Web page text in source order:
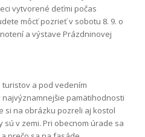
vytvorené deťmi počas
môcť pozrieť v sobotu 8. 9. o
a výstave Prázdninovej
turistov a pod vedením
pamätihodnosti
si na obrázku pozreli aj kostol
sú v zemi. Pri obecnom úrade sa